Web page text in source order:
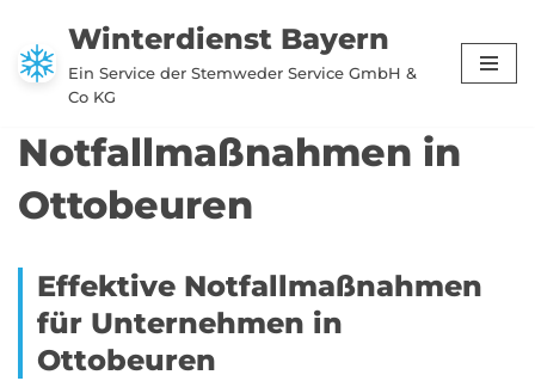
Zum
Inhalt
Winterdienst Bayern
Ein Service der Stemweder Service GmbH &
Co KG
Notfallmaßnahmen in
Ottobeuren
Effektive Notfallmaßnahmen
für Unternehmen in
Ottobeuren